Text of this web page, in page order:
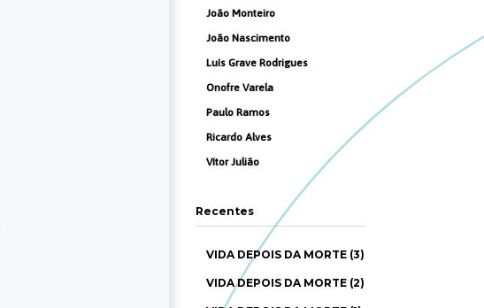
João Monteiro
João Nascimento
Luís Grave Rodrigues
Onofre Varela
Paulo Ramos
Ricardo Alves
Vítor Julião
Recentes
VIDA DEPOIS DA MORTE (3)
VIDA DEPOIS DA MORTE (2)